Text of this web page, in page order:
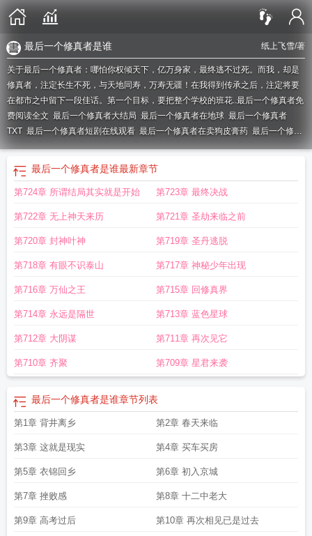
纸上飞雪/著
最后一个修真者是谁
关于最后一个修真者：哪怕你权倾天下，亿万身家，最终逃不过死。而我，却是
修真者，注定长生不死，与天地同寿，万寿无疆！在我得到传承之后，注定将要
在都市之中留下一段佳话。第一个目标，要把整个学校的班花..最后一个修真者免
费阅读全文 最后一个修真者大结局 最后一个修真者在地球 最后一个修真者
TXT 最后一个修真者短剧在线观看 最后一个修真者在卖狗皮膏药 最后一个修真
者结局最后一个修真者漫画免费最后一个修真者短剧龙兰心最后一个修真者陈
最后一个修真者短剧 最后一个修真者免费观看
假道士最后一个修真者
后一个修真者最后一个修真者漫剧 最后一个修真者免费阅读
真者在线观看最后一个修真者短视频 最后一个修真者短剧免费观看全集
个修真者龙兰心最后一个修真者免费播放最后一个修真者免费全集短剧
线观看最后一个修真者夏风 最后一个修真者是谁最后一个修真者龙象
个修真者完整版全集免费
最后一个修真者的 最后一个修真者全集免费
心最后一个修真者免费观看全集高清 最后一个修真者短剧热播
漫 最后一个修真者好看吗 地球上最后一个修真者 最后一个修真者钟天顺
一个修真者txt最后一个修真者视频 最后一个修真者 短剧最后一个修真者龙兰
心张添彩视频最后一个修真者全集最后一个修真者龙象与张添彩地球最后一个
度百科最后一个修真者短剧免费观看 最后一个修真者漫画
免费观看
最后一个修真者是谁最新章节
第724章 所谓结局其实就是开始 第723章 最终决战
第722章 无上神天来历 第721章 圣劫来临之前
第720章 封神叶神 第719章 圣丹逃脱
第718章 有眼不识泰山 第717章 神秘少年出现
第716章 万仙之王 第715章 回修真界
第714章 永远是隔世 第713章 蓝色星球
第712章 大阴谋 第711章 再次见它
第710章 齐聚 第709章 星君来袭
最后一个修真者是谁章节列表
第1章 背井离乡 第2章 春天来临
第3章 这就是现实 第4章 买车买房
第5章 衣锦回乡 第6章 初入京城
第7章 挫败感 第8章 十二中老大
第9章 高考过后 第10章 再次相见已是过去